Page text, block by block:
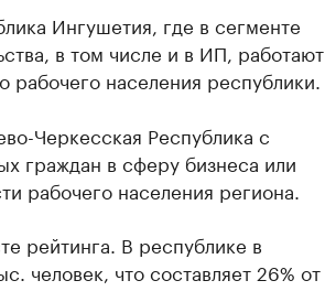
Ингушетия, где в сегменте
в том числе и в ИП, работают
рабочего населения республики.
Черкесская Республика с
граждан в сферу бизнеса или
рабочего населения региона.
рейтинга. В республике в
человек, что составляет 26% от